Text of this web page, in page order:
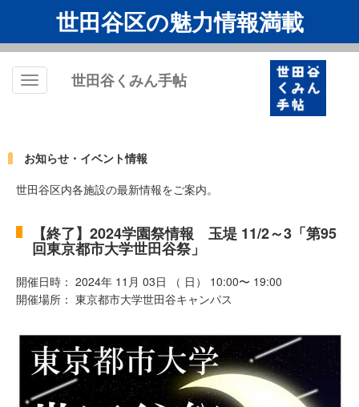
世田谷区の魅力情報満載
Toggle
世田谷くみん手帖
お知らせ・イベント情報
世田谷区内各施設の最新情報をご案内。
【終了】2024学園祭情報 玉堤 11/2～3「第95
回東京都市大学世田谷祭」
開催日時： 2024年 11月 03日 （ 日） 10:00〜 19:00
開催場所： 東京都市大学世田谷キャンパス